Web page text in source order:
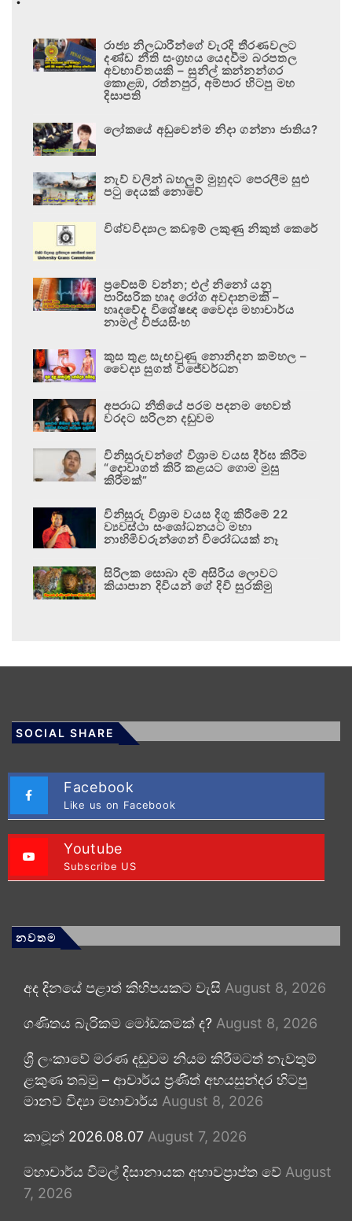
රාජ්‍ය නිලධාරීන්ගේ වැරදි තීරණවලට
දණ්ඩ නීති සංග්‍රහය යෙදවීම බරපතල
අවභාවිතයකි – සුනිල් කන්නන්ගර
කොළඹ, රත්නපුර, අම්පාර හිටපු මහ
දිසාපති
ලෝකයේ අඩුවෙන්ම නිදා ගන්නා ජාතිය?
නැව් වලින් බහලුම් මුහුදට පෙරලීම සුළු
පටු දෙයක් නොවේ
විශ්වවිද්‍යාල කඩඉම් ලකුණු නිකුත් කෙරේ
ප්‍රවේසම් වන්න; එල් නිනෝ යනු
පාරිසරික හෘද රෝග අවදානමකි –
හෘදවේද විශේෂඥ වෛද්‍ය මහාචාර්ය
නාමල් විජයසිංහ
කුස තුළ සැඟවුණු නොනිදන කම්හල –
වෛද්‍ය සුගත් විජේවර්ධන
අපරාධ නීතියේ පරම පදනම හෙවත්
වරදට සරිලන දඬුවම
විනිසුරුවන්ගේ විශ්‍රාම වයස දීර්ඝ කිරීම
“දොවාගත් කිරි කළයට ගොම මුසු
කිරීමක්”
විනිසුරු විශ්‍රාම වයස දිගු කිරීමේ 22
ව්‍යවස්ථා සංශෝධනයට මහා
නාහිමිවරුන්ගෙන් විරෝධයක් නෑ
සිරිලක සොබා දම් අසිරිය ලොවට
කියාපාන දිවියන් ගේ දිවි සුරකිමු
SOCIAL SHARE
Facebook
Like us on Facebook
Youtube
Subscribe US
නවතම
අද දිනයේ පළාත් කිහිපයකට වැසි August 8, 2026
ගණිතය බැරිකම මෝඩකමක් ද? August 8, 2026
ශ්‍රී ලංකාවේ මරණ දඬුවම නියම කිරීමටත් නැවතුම්
ළකුණ තබමු – ආචාර්ය ප්‍රණීත් අභයසුන්දර හිටපු
මානව විද්‍යා මහාචාර්ය August 8, 2026
කාටූන් 2026.08.07 August 7, 2026
මහාචාර්ය විමල් දිසානායක අභාවප්‍රාප්ත වේ August
7, 2026